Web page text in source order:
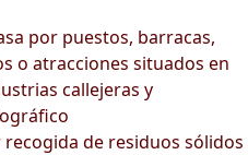
por puestos, barracas,
o atracciones situados en
callejeras y
recogida de residuos sólidos